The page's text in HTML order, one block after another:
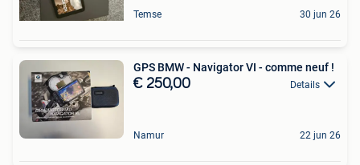
Temse 30 jun 26
GPS BMW - Navigator VI - comme neuf !
€ 250,00 Details
Namur 22 jun 26